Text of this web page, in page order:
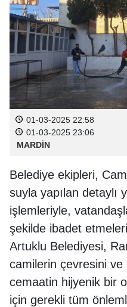
01-03-2025 22:58
01-03-2025 23:06
MARDİN
Belediye ekipleri,
suyla yapılan detaylı
işlemleriyle,
şekilde ibadet
Artuklu Belediyesi,
camilerin çevresini ve
cemaatin hijyenik bir
için gerekli tüm